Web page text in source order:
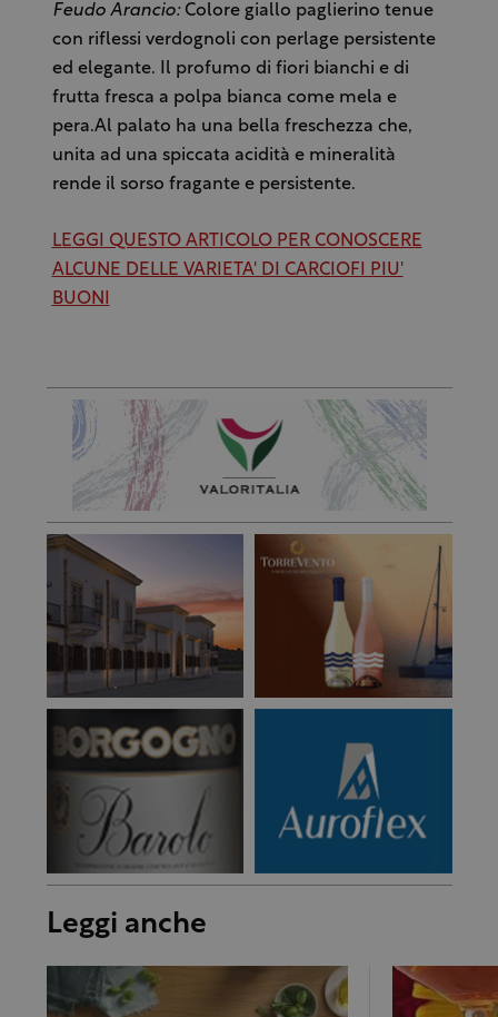
Feudo Arancio: Colore giallo paglierino tenue
con riflessi verdognoli con perlage persistente
ed elegante. Il profumo di fiori bianchi e di
frutta fresca a polpa bianca come mela e
pera.Al palato ha una bella freschezza che,
unita ad una spiccata acidità e mineralità
rende il sorso fragante e persistente.
LEGGI QUESTO ARTICOLO PER CONOSCERE
ALCUNE DELLE VARIETA' DI CARCIOFI PIU'
BUONI
Leggi anche